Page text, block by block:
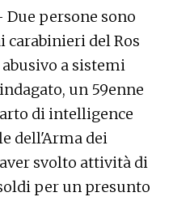
Due persone sono
carabinieri del Ros
a sistemi
un 59enne
di intelligence
dell'Arma dei
svolto attività di
per un presunto